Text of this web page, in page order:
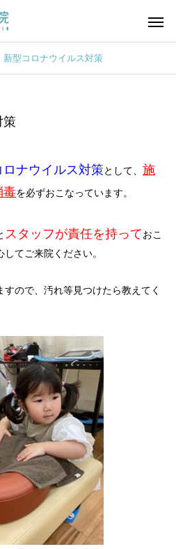
新型コロナウイルス対策
策
ロナウイルス対策として、 施
毒を必ずおこなっています。
スタッフが責任を持っておこ
てご来院ください。
ので、汚れ等見つけたら教えてく